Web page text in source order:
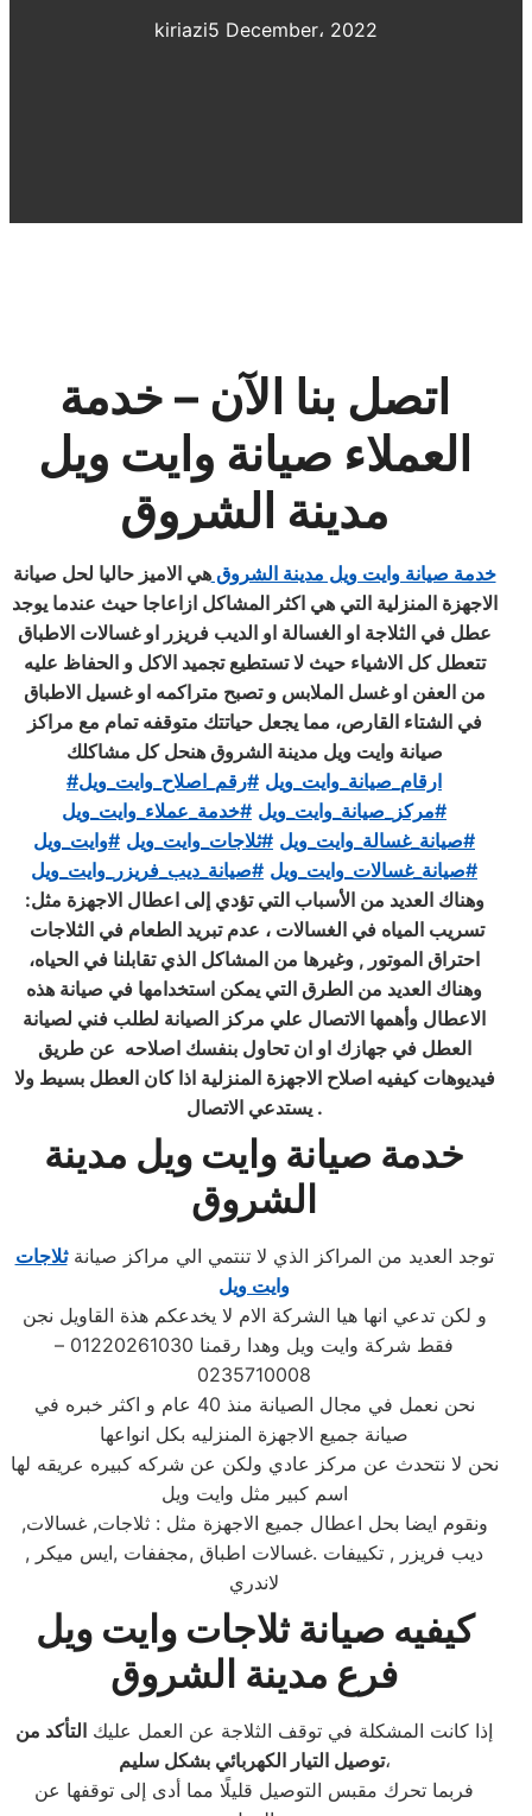
kiriazi5 December، 2022
اتصل بنا الآن – خدمة
العملاء صيانة وايت ويل
مدينة الشروق
خدمة صيانة وايت ويل مدينة الشروقهي الاميز حاليا لحل صيانة
الاجهزة المنزلية التي هي اكثر المشاكل ازاعاجا حيث عندما يوجد
عطل في الثلاجة او الغسالة او الديب فريزر او غسالات الاطباق
تتعطل كل الاشياء حيث لا تستطيع تجميد الاكل و الحفاظ عليه
من العفن او غسل الملابس و تصبح متراكمه او غسيل الاطباق
في الشتاء القارص، مما يجعل حياتتك متوقفه تمام مع مراكز
صيانة وايت ويل مدينة الشروق هنحل كل مشاكلك
#ارقام_صيانة_وايت_ويل #رقم_اصلاح_وايت_ويل
#مركز_صيانة_وايت_ويل #خدمة_عملاء_وايت_ويل
#صيانة_غسالة_وايت_ويل #ثلاجات_وايت_ويل #وايت_ويل
#صيانة_غسالات_وايت_ويل #صيانة_ديب_فريزر_وايت_ويل
وهناك العديد من الأسباب التي تؤدي إلى اعطال الاجهزة مثل:
تسريب المياه في الغسالات ، عدم تبريد الطعام في الثلاجات
احتراق الموتور , وغيرها من المشاكل الذي تقابلنا في الحياه،
وهناك العديد من الطرق التي يمكن استخدامها في صيانة هذه
الاعطال وأهمها الاتصال علي مركز الصيانة لطلب فني لصيانة
العطل في جهازك او ان تحاول بنفسك اصلاحه عن طريق
فيديوهات كيفيه اصلاح الاجهزة المنزلية اذا كان العطل بسيط ولا
يستدعي الاتصال .
خدمة صيانة وايت ويل مدينة
الشروق
توجد العديد من المراكز الذي لا تنتمي الي مراكز صيانةثلاجات
وايت ويل
و لكن تدعي انها هيا الشركة الام لا يخدعكم هذة القاويل نجن
فقط شركة وايت ويل وهدا رقمنا 01220261030 –
0235710008
نحن نعمل في مجال الصيانة منذ 40 عام و اكثر خبره في
صيانة جميع الاجهزة المنزليه بكل انواعها
نحن لا نتحدث عن مركز عادي ولكن عن شركه كبيره عريقه لها
اسم كبير مثل وايت ويل
ونقوم ايضا بحل اعطال جميع الاجهزة مثل : ثلاجات, غسالات,
ديب فريزر , تكييفات .غسالات اطباق ,مجففات ,ايس ميكر ,
لاندري
كيفيه صيانة ثلاجات وايت ويل
فرع مدينة الشروق
إذا كانت المشكلة في توقف الثلاجة عن العمل عليك التأكد من
توصيل التيار الكهربائي بشكل سليم،
فربما تحرك مقبس التوصيل قليلًا مما أدى إلى توقفها عن